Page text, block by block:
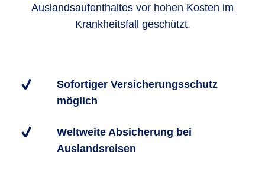
Auslandsaufenthaltes vor hohen Kosten im
Krankheitsfall geschützt.
Sofortiger Versicherungsschutz
möglich
Weltweite Absicherung bei
Auslandsreisen